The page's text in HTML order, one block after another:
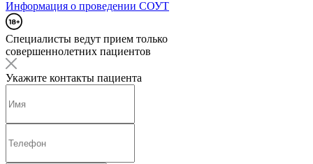
Информация о проведении СОУТ
Специалисты ведут прием только
совершеннолетних пациентов
Укажите контакты пациента